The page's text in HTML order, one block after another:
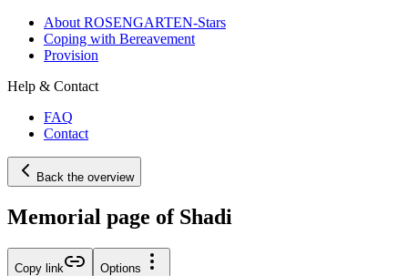
About ROSENGARTEN-Stars
Coping with Bereavement
Provision
Help & Contact
FAQ
Contact
Back the overview
Memorial page of Shadi
Copy link Options